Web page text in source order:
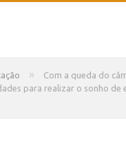
»
Com a queda do
para realizar o sonho de